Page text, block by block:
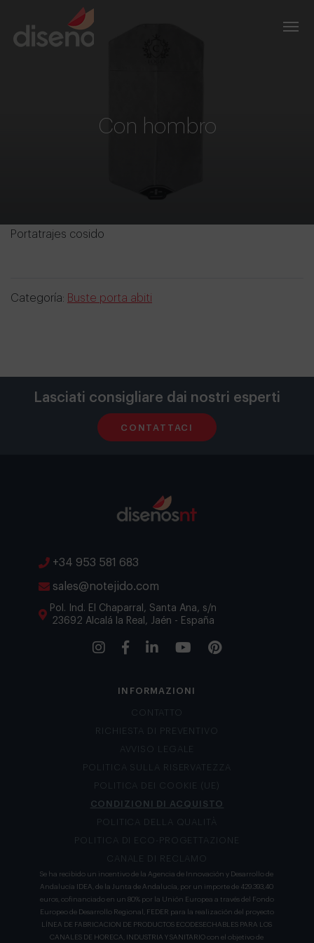
Con hombro
Portatrajes cosido
Categoría: Buste porta abiti
Lasciati consigliare dai nostri esperti
CONTATTACI
+34 953 581 683
sales@notejido.com
Pol. Ind. El Chaparral, Santa Ana, s/n
23692 Alcalá la Real, Jaén - España
INFORMAZIONI
CONTATTO
RICHIESTA DI PREVENTIVO
AVVISO LEGALE
POLITICA SULLA RISERVATEZZA
POLITICA DEI COOKIE (UE)
CONDIZIONI DI ACQUISTO
POLITICA DELLA QUALITÀ
POLITICA DI ECO-PROGETTAZIONE
CANALE DI RECLAMO
Se ha recibido un incentivo de la Agencia de Innovación y Desarrollo de
Andalucía IDEA, de la Junta de Andalucía, por un importe de 429.393,40
euros, cofinanciado en un 80% por la Unión Europea a través del Fondo
Europeo de Desarrollo Regional, FEDER para la realización del proyecto
LÍNEA DE FABRICACION DE PRODUCTOS ECODESECHABLES PARA LOS
CANALES DE HORECA, INDUSTRIA Y SANITARIO con el objetivo de